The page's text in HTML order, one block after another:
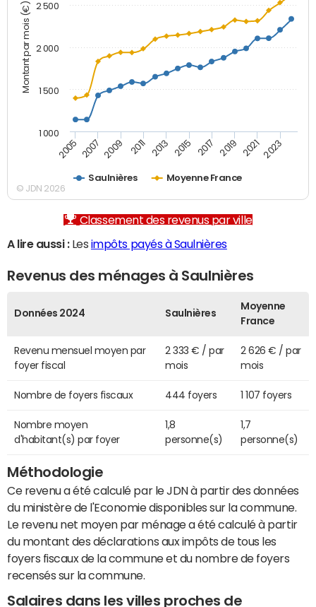
Montant par mois (€)
Saulnières Moyenne France
2005 2007 2009 2011 2013 2015 2017 2019 2021 2023
1 000
1 500
2 000
2 500
© JDN 2026
Classement des revenus par ville
A lire aussi :Les impôts payés à Saulnières
Revenus des ménages à Saulnières
Données 2024 Saulnières
Moyenne
France
Revenu mensuel moyen par
foyer fiscal
2 333 € / par
mois
2 626 € / par
mois
Nombre de foyers fiscaux 444 foyers 1 107 foyers
Nombre moyen
d'habitant(s) par foyer
1,8
personne(s)
1,7
personne(s)
Méthodologie
Ce revenu a été calculé par le JDN à partir des données
du ministère de l'Economie disponibles sur la commune.
Le revenu net moyen par ménage a été calculé à partir
du montant des déclarations aux impôts de tous les
foyers fiscaux de la commune et du nombre de foyers
recensés sur la commune.
Salaires dans les villes proches de